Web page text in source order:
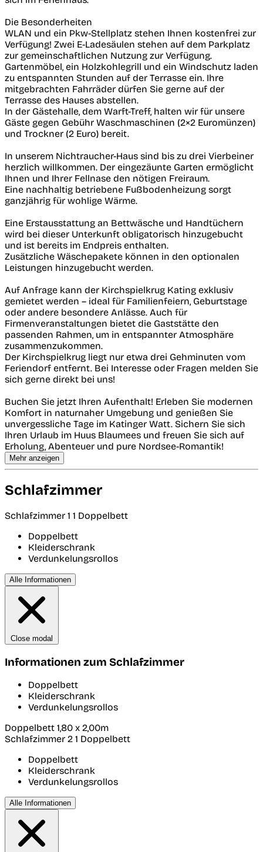
Die Besonderheiten
WLAN und ein Pkw-Stellplatz stehen Ihnen kostenfrei zur
Verfügung! Zwei E-Ladesäulen stehen auf dem Parkplatz
zur gemeinschaftlichen Nutzung zur Verfügung.
Gartenmöbel, ein Holzkohlegrill und ein Windschutz laden
zu entspannten Stunden auf der Terrasse ein. Ihre
mitgebrachten Fahrräder dürfen Sie gerne auf der
Terrasse des Hauses abstellen.
In der Gästehalle, dem Warft-Treff, halten wir für unsere
Gäste gegen Gebühr Waschmaschinen (2×2 Euromünzen)
und Trockner (2 Euro) bereit.
In unserem Nichtraucher-Haus sind bis zu drei Vierbeiner
herzlich willkommen. Der eingezäunte Garten ermöglicht
Ihnen und Ihrer Fellnase den nötigen Freiraum.
Eine nachhaltig betriebene Fußbodenheizung sorgt
ganzjährig für wohlige Wärme.
Eine Erstausstattung an Bettwäsche und Handtüchern
wird bei dieser Unterkunft obligatorisch hinzugebucht
und ist bereits im Endpreis enthalten.
Zusätzliche Wäschepakete können in den optionalen
Leistungen hinzugebucht werden.
Auf Anfrage kann der Kirchspielkrug Kating exklusiv
gemietet werden – ideal für Familienfeiern, Geburtstage
oder andere besondere Anlässe. Auch für
Firmenveranstaltungen bietet die Gaststätte den
passenden Rahmen, um in entspannter Atmosphäre
zusammenzukommen.
Der Kirchspielkrug liegt nur etwa drei Gehminuten vom
Feriendorf entfernt. Bei Interesse oder Fragen melden Sie
sich gerne direkt bei uns!
Buchen Sie jetzt Ihren Aufenthalt! Erleben Sie modernen
Komfort in naturnaher Umgebung und genießen Sie
unvergessliche Tage im Katinger Watt. Sichern Sie sich
Ihren Urlaub im Huus Blaumees und freuen Sie sich auf
Erholung, Abenteuer und pure Nordsee-Romantik!
Mehr anzeigen
Schlafzimmer
Schlafzimmer 1 1 Doppelbett
Doppelbett
Kleiderschrank
Verdunkelungsrollos
Alle Informationen
Close modal
Informationen zum Schlafzimmer
Doppelbett
Kleiderschrank
Verdunkelungsrollos
Doppelbett 1,80 x 2,00m
Schlafzimmer 2 1 Doppelbett
Doppelbett
Kleiderschrank
Verdunkelungsrollos
Alle Informationen